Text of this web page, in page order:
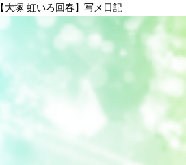
【大塚 虹いろ回春】写メ日記